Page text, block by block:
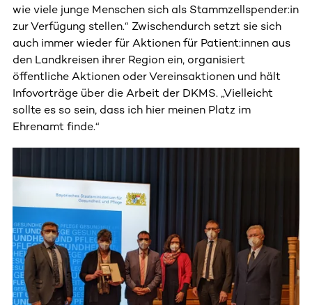
wie viele junge Menschen sich als Stammzellspender:in
zur Verfügung stellen.“ Zwischendurch setzt sie sich
auch immer wieder für Aktionen für Patient:innen aus
den Landkreisen ihrer Region ein, organisiert
öffentliche Aktionen oder Vereinsaktionen und hält
Infovorträge über die Arbeit der DKMS. „Vielleicht
sollte es so sein, dass ich hier meinen Platz im
Ehrenamt finde.“